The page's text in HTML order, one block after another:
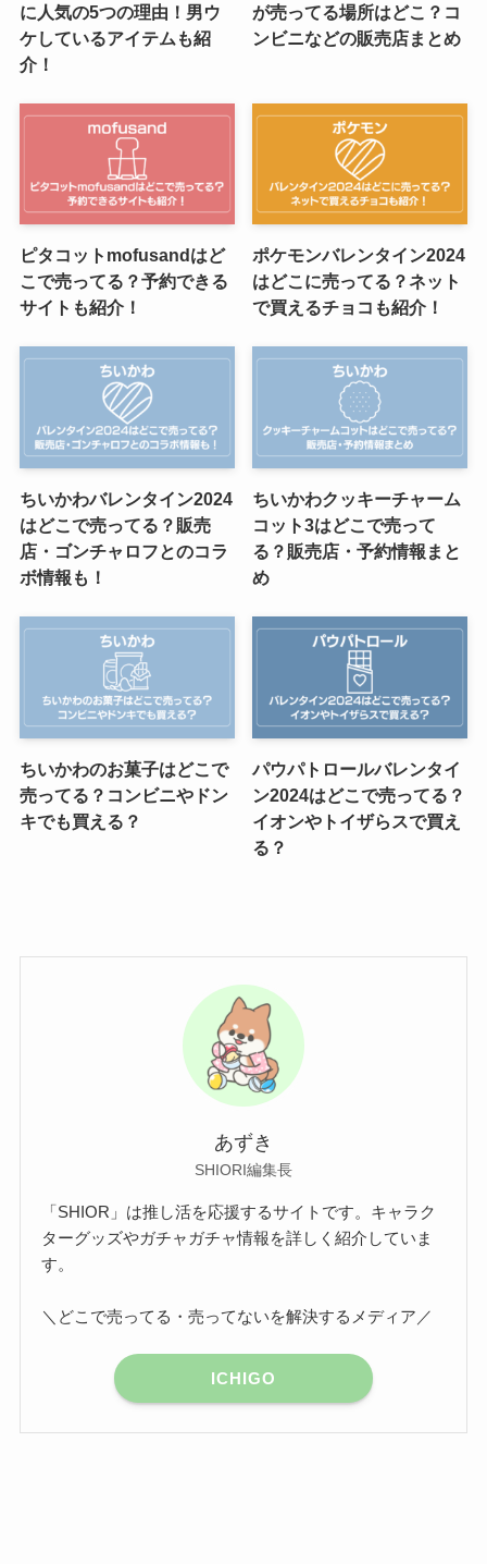
に人気の5つの理由！男ウ
ケしているアイテムも紹
介！
が売ってる場所はどこ？コ
ンビニなどの販売店まとめ
ピタコットmofusandはど
こで売ってる？予約できる
サイトも紹介！
ポケモンバレンタイン2024
はどこに売ってる？ネット
で買えるチョコも紹介！
ちいかわバレンタイン2024
はどこで売ってる？販売
店・ゴンチャロフとのコラ
ボ情報も！
ちいかわクッキーチャーム
コット3はどこで売って
る？販売店・予約情報まと
め
ちいかわのお菓子はどこで
売ってる？コンビニやドン
キでも買える？
パウパトロールバレンタイ
ン2024はどこで売ってる？
イオンやトイザらスで買え
る？
あずき
SHIORI編集長
「SHIOR」は推し活を応援するサイトです。キャラク
ターグッズやガチャガチャ情報を詳しく紹介していま
す。
＼どこで売ってる・売ってないを解決するメディア／
ICHIGO